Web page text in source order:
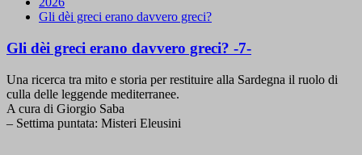
Gli dèi greci erano davvero greci?
Gli dèi greci erano davvero greci? -7-
Una ricerca tra mito e storia per restituire alla Sardegna il ruolo di
culla delle leggende mediterranee.
A cura di Giorgio Saba
– Settima puntata: Misteri Eleusini